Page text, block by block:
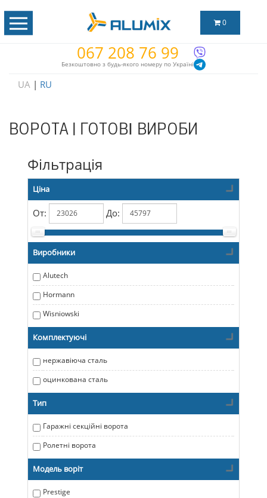
0
067 208 76 99
Безкоштовно з будь-якого номеру по Україні
UA | RU
ВОРОТА | ГОТОВІ ВИРОБИ
Фільтрація
Ціна
От: До:
Виробники
Alutech
Hormann
Wisniowski
Комплектуючі
нержавіюча сталь
оцинкована сталь
Тип
Гаражні секційні ворота
Ролетні ворота
Модель воріт
Prestige